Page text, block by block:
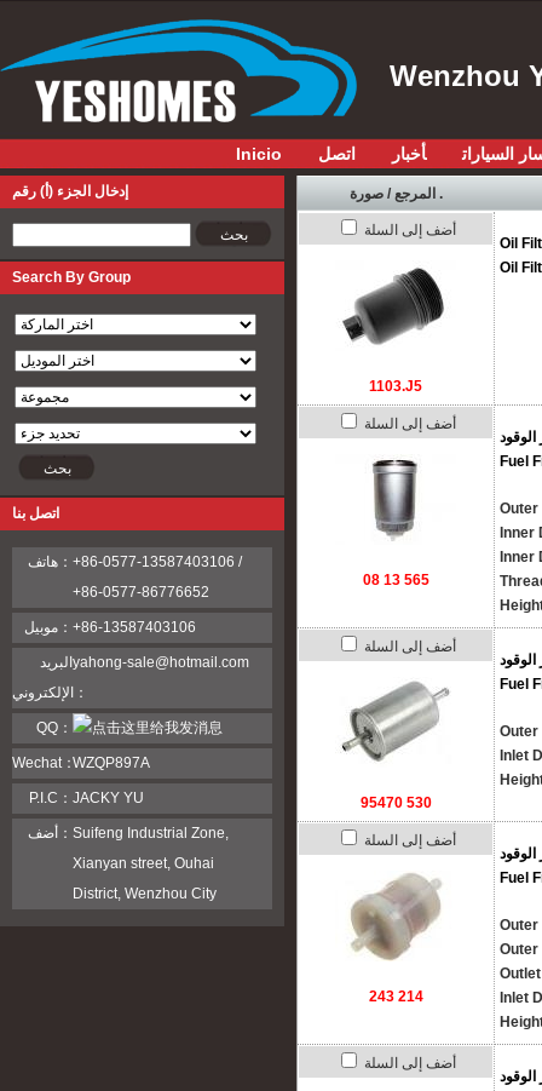
Wenzhou
Inicio السيارات أخبار اتصل
المرجع / صورة .
أضف إلى السلة
1103.J5
Oil
Oil
أضف إلى السلة
08 13 565
الوقود
Fuel
Outer
Inner
Inner
أضف إلى السلة
95470 530
الوقود
Fuel
Outer
Inlet
أضف إلى السلة
243 214
الوقود
Fuel
Outer
Outer
Inlet
أضف إلى السلة
الوقود
إدخال الجزء (أ) رقم
Search By Group
اتصل بنا
هاتف： +86-0577-13587403106 /
+86-0577-86776652
موبيل： +86-13587403106
البريد
الإلكتروني：
yahong-sale@hotmail.com
QQ：
Wechat：WZQP897A
P.I.C： JACKY YU
أضف： Suifeng Industrial Zone,
Xianyan street, Ouhai
District, Wenzhou City